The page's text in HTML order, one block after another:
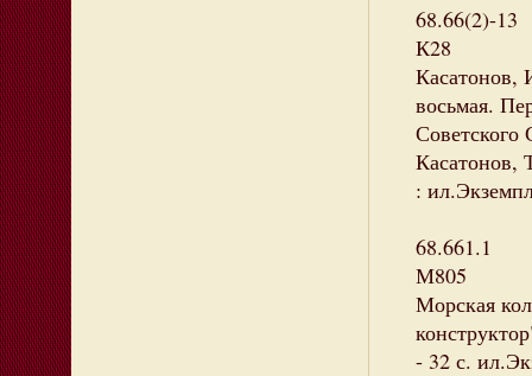
68.66(2)-13
К28
Касатонов,
восьмая.
Касатонов,
:
68.661.1
М805
Морская
- 32 с.